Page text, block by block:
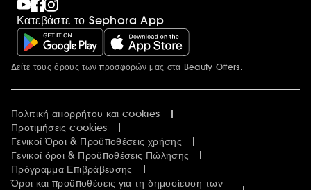
Κατεβάστε το Sephora App
Περισσότερες πληροφορίες
Δείτε τους όρους των προσφορών μας στα Beauty Offers.
Πολιτική απορρήτου και cookies
Προτιμήσεις cookies
Γενικοί Όροι & Προϋποθέσεις χρήσης
Γενικοί όροι & Προϋποθέσεις Πώλησης
Πρόγραμμα Επιβράβευσης
Όροι και προϋποθέσεις για τη δημοσίευση των